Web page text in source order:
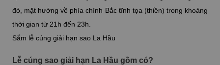
đó, mặt hướng về phía chính Bắc tĩnh tọa (thiền) trong khoảng
thời gian từ 21h đến 23h.
Sắm lễ cúng giải hạn sao La Hầu
Lễ cúng sao giải hạn La Hầu gồm có?